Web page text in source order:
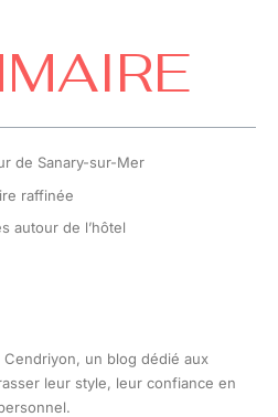
de Sanary-sur-Mer
raffinée
autour de l’hôtel
Cendriyon, un blog dédié aux
leur style, leur confiance en